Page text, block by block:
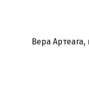
Вера Артеага,